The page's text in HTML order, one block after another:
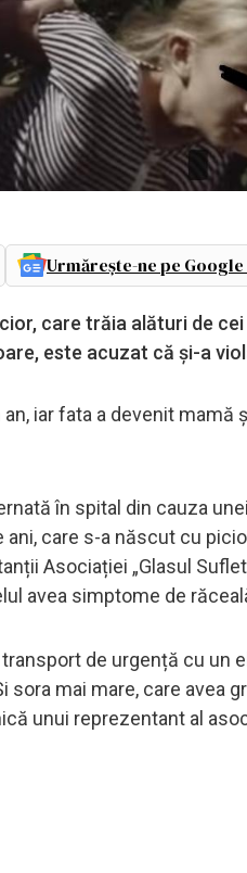
Urmărește-ne pe Google
care trăia alături de
este acuzat că și-a
iar fata a devenit
în spital din cauza
care s-a născut cu
Asociației „Glasul
avea simptome de
de urgență cu un
mai mare, care avea
unui reprezentant al